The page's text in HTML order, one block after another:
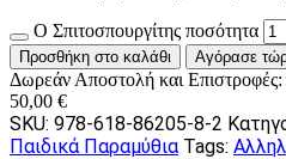
Ο Σπιτοσπουργίτης ποσότητα
Προσθήκη στο καλάθι Αγόρασε
Δωρεάν Αποστολή και Επιστροφές:
50,00 €
SKU: 978-618-86205-8-2
Παιδικά Παραμύθια Tags: